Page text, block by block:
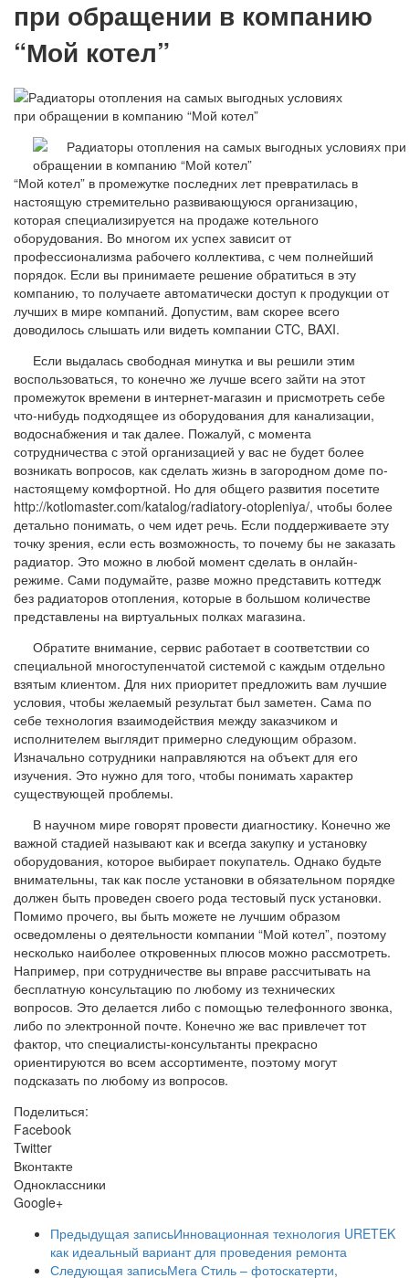
при обращении в компанию
“Мой котел”
“Мой котел” в промежутке последних лет превратилась в
настоящую стремительно развивающуюся организацию,
которая специализируется на продаже котельного
оборудования. Во многом их успех зависит от
профессионализма рабочего коллектива, с чем полнейший
порядок. Если вы принимаете решение обратиться в эту
компанию, то получаете автоматически доступ к продукции от
лучших в мире компаний. Допустим, вам скорее всего
доводилось слышать или видеть компании CTC, BAXI.
Если выдалась свободная минутка и вы решили этим
воспользоваться, то конечно же лучше всего зайти на этот
промежуток времени в интернет-магазин и присмотреть себе
что-нибудь подходящее из оборудования для канализации,
водоснабжения и так далее. Пожалуй, с момента
сотрудничества с этой организацией у вас не будет более
возникать вопросов, как сделать жизнь в загородном доме по-
настоящему комфортной. Но для общего развития посетите
http://kotlomaster.com/katalog/radiatory-otopleniya/, чтобы более
детально понимать, о чем идет речь. Если поддерживаете эту
точку зрения, если есть возможность, то почему бы не заказать
радиатор. Это можно в любой момент сделать в онлайн-
режиме. Сами подумайте, разве можно представить коттедж
без радиаторов отопления, которые в большом количестве
представлены на виртуальных полках магазина.
Обратите внимание, сервис работает в соответствии со
специальной многоступенчатой системой с каждым отдельно
взятым клиентом. Для них приоритет предложить вам лучшие
условия, чтобы желаемый результат был заметен. Сама по
себе технология взаимодействия между заказчиком и
исполнителем выглядит примерно следующим образом.
Изначально сотрудники направляются на объект для его
изучения. Это нужно для того, чтобы понимать характер
существующей проблемы.
В научном мире говорят провести диагностику. Конечно же
важной стадией называют как и всегда закупку и установку
оборудования, которое выбирает покупатель. Однако будьте
внимательны, так как после установки в обязательном порядке
должен быть проведен своего рода тестовый пуск установки.
Помимо прочего, вы быть можете не лучшим образом
осведомлены о деятельности компании “Мой котел”, поэтому
несколько наиболее откровенных плюсов можно рассмотреть.
Например, при сотрудничестве вы вправе рассчитывать на
бесплатную консультацию по любому из технических
вопросов. Это делается либо с помощью телефонного звонка,
либо по электронной почте. Конечно же вас привлечет тот
фактор, что специалисты-консультанты прекрасно
ориентируются во всем ассортименте, поэтому могут
подсказать по любому из вопросов.
Поделиться:
Facebook
Twitter
Вконтакте
Одноклассники
Google+
Предыдущая записьИнновационная технология URETEK
как идеальный вариант для проведения ремонта
Следующая записьМега Стиль – фотоскатерти,